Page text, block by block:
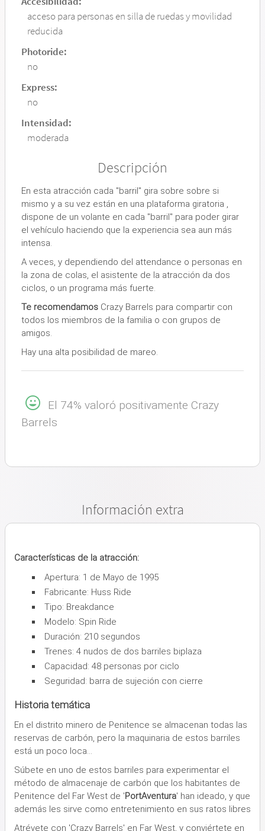
acceso para personas en silla de ruedas y movilidad
reducida
Photoride:
no
Express:
no
Intensidad:
moderada
Descripción
En esta atracción cada "barril" gira sobre sobre si
mismo y a su vez están en una plataforma giratoria ,
dispone de un volante en cada "barril" para poder girar
el vehículo haciendo que la experiencia sea aun más
intensa.
A veces, y dependiendo del attendance o personas en
la zona de colas, el asistente de la atracción da dos
ciclos, o un programa más fuerte.
Te recomendamos Crazy Barrels para compartir con
todos los miembros de la familia o con grupos de
amigos.
Hay una alta posibilidad de mareo.
El 74% valoró positivamente Crazy
Barrels
Información extra
Características de la atracción:
Apertura: 1 de Mayo de 1995
Fabricante: Huss Ride
Tipo: Breakdance
Modelo: Spin Ride
Duración: 210 segundos
Trenes: 4 nudos de dos barriles biplaza
Capacidad: 48 personas por ciclo
Seguridad: barra de sujeción con cierre
Historia temática
En el distrito minero de Penitence se almacenan todas las
reservas de carbón, pero la maquinaria de estos barriles
está un poco loca...
Súbete en uno de estos barriles para experimentar el
método de almacenaje de carbón que los habitantes de
Penitence del Far West de 'PortAventura' han ideado, y que
además les sirve como entretenimiento en sus ratos libres
Atrévete con 'Crazy Barrels' en Far West, y conviértete en